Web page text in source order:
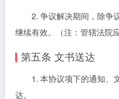
2. 争议解决期间，除争
继续有效。（注：管辖法院
第五条 文书送达
1. 本协议项下的通知、
达。